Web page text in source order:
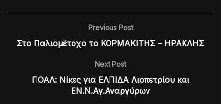
Previous Post
Στο Παλιομέτοχο το ΚΟΡΜΑΚΙΤΗΣ – ΗΡΑΚΛΗΣ
Next Post
ΠΟΑΛ: Νίκες για ΕΛΠΙΔΑ Λιοπετρίου και
ΕΝ.Ν.Αγ.Αναργύρων